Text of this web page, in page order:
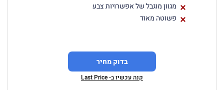
מגוון מוגבל של אפשרויות צבע
פשוטה מאוד
בדוק מחיר
קנה עכשיו ב- Last Price